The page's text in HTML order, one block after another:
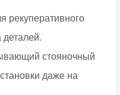
рекуперативного
стояночный
даже на